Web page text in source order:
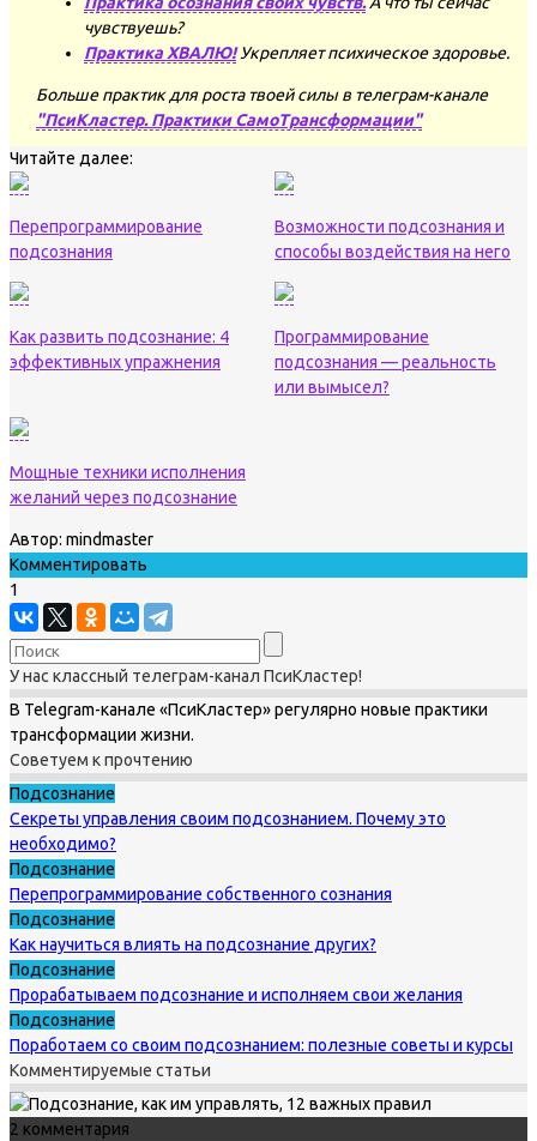
чувствуешь?
Практика ХВАЛЮ! Укрепляет психическое здоровье.
Больше практик для роста твоей силы в телеграм-канале
"ПсиКластер. Практики СамоТрансформации"
Читайте далее:
Перепрограммирование
подсознания
Возможности подсознания и
способы воздействия на него
Как развить подсознание: 4
эффективных упражнения
Программирование
подсознания — реальность
или вымысел?
Мощные техники исполнения
желаний через подсознание
Автор: mindmaster
Комментировать
1
У нас классный телеграм-канал ПсиКластер!
В Telegram-канале «ПсиКластер» регулярно новые практики
трансформации жизни.
Советуем к прочтению
Подсознание
Секреты управления своим подсознанием. Почему это
необходимо?
Подсознание
Перепрограммирование собственного сознания
Подсознание
Как научиться влиять на подсознание других?
Подсознание
Прорабатываем подсознание и исполняем свои желания
Подсознание
Поработаем со своим подсознанием: полезные советы и курсы
Комментируемые статьи
2 комментария